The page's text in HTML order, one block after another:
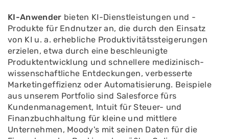
KI-Anwender bieten KI-Dienstleistungen und -
Produkte für Endnutzer an, die durch den Einsatz
von KI u. a. erhebliche Produktivitätssteigerungen
erzielen, etwa durch eine beschleunigte
Produktentwicklung und schnellere medizinisch-
wissenschaftliche Entdeckungen, verbesserte
Marketingeffizienz oder Automatisierung. Beispiele
aus unserem Portfolio sind Salesforce fürs
Kundenmanagement, Intuit für Steuer- und
Finanzbuchhaltung für kleine und mittlere
Unternehmen, Moody's mit seinen Daten für die